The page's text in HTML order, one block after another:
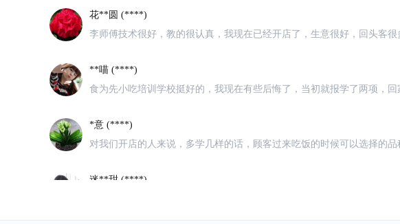
李师傅技术很好，教的很认真，我现在已经开店了，生意很好，回头客
食为先小吃培训学校挺好的，我现在有些后悔了，当初就报学了两项，
多学几项，那时果断多学几项就好了。
对我们开店的人来说，多学几样的话，顾客过来吃饭的时候可以选择的
味和服务都比较好，挺好。